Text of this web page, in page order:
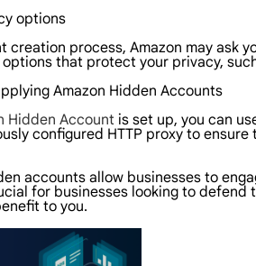
options
creation process, Amazon may ask
options that protect your privacy,
Amazon Hidden Accounts
Hidden Account is set up, you can
configured HTTP proxy to
accounts allow businesses to
for businesses looking to
to you.